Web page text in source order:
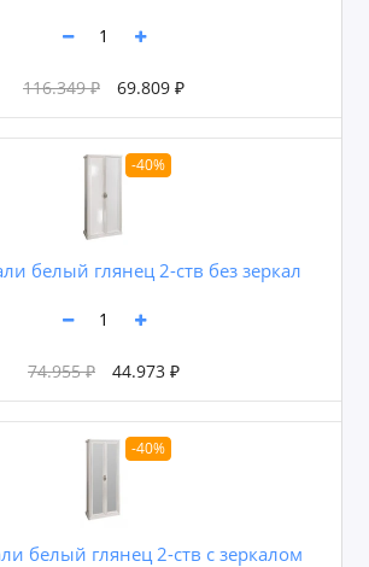
116.349 ₽ 69.809 ₽
-40%
белый глянец 2-ств без зеркал
74.955 ₽ 44.973 ₽
-40%
белый глянец 2-ств с зеркалом